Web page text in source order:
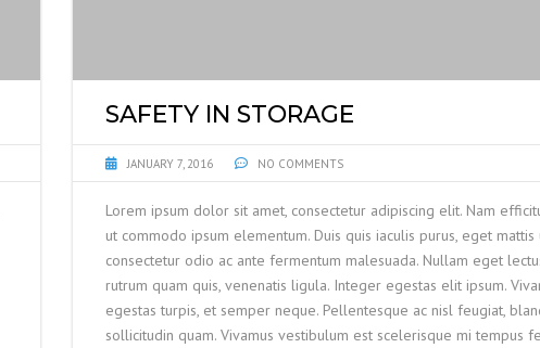
SAFETY IN STORAGE
JANUARY 7, 2016 NO COMMENTS
Lorem ipsum dolor sit amet, consectetur adipiscing elit. Nam
ut commodo ipsum elementum. Duis quis iaculis purus, eget mattis
consectetur odio ac ante fermentum malesuada. Nullam eget
rutrum quam quis, venenatis ligula. Integer egestas elit ipsum.
egestas turpis, et semper neque. Pellentesque ac nisl feugiat,
sollicitudin quam. Vivamus vestibulum est scelerisque mi tempus